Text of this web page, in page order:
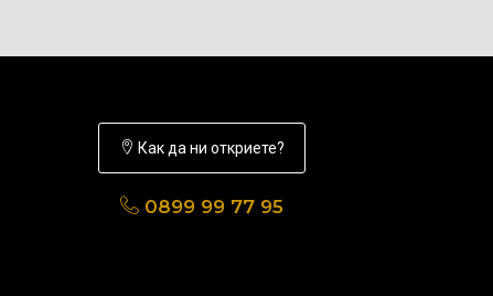
Как да ни откриете?
0899 99 77 95